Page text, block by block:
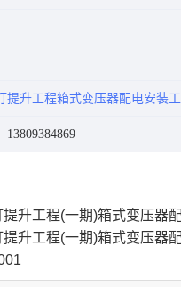
提升工程箱式变压器配电安装
13809384869
升工程(一期)箱式变压器
升工程(一期)箱式变压器